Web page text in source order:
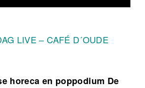
LIVE – CAFÉ D´OUDE
horeca en poppodium De